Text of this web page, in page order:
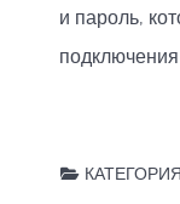
и пароль,
подключения